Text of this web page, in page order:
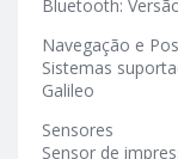
Bluetooth:
Navegação e
Sistemas
Galileo
Sensores
Sensor de